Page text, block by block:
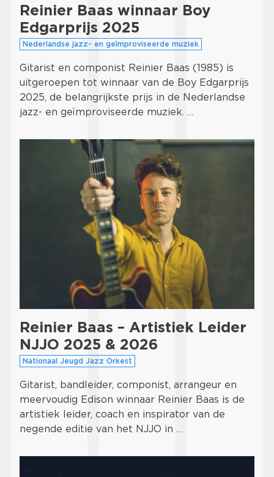
Reinier Baas winnaar Boy
Edgarprijs 2025
Nederlandse jazz- en geïmproviseerde muziek
Gitarist en componist Reinier Baas (1985) is
uitgeroepen tot winnaar van de Boy Edgarprijs
2025, de belangrijkste prijs in de Nederlandse
jazz- en geïmproviseerde muziek. …
Reinier Baas – Artistiek Leider
NJJO 2025 & 2026
Nationaal Jeugd Jazz Orkest
Gitarist, bandleider, componist, arrangeur en
meervoudig Edison winnaar Reinier Baas is de
artistiek leider, coach en inspirator van de
negende editie van het NJJO in …